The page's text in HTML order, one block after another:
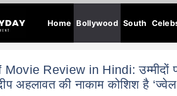
Home Bollywood South
Review in Hindi: उम्मीदों
अहलावत की नाकाम कोशिश है ‘ज्वेल